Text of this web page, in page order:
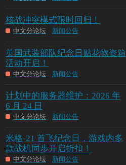
核战冲突模式限时回归！
中文分论坛 新闻公告
英国武装部队纪念日贴花物资箱
活动开启！
中文分论坛 新闻公告
计划中的服务器维护：2026 年
6 月 24 日
中文分论坛 新闻公告
米格-21 首飞纪念日，游戏内多
款战机同步开启折扣！
中文分论坛 新闻公告